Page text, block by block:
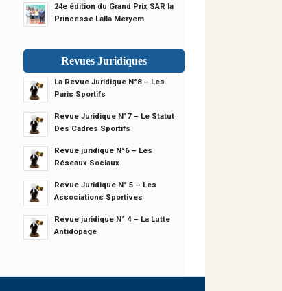
24e édition du Grand Prix SAR la
Princesse Lalla Meryem
Revues Juridiques
La Revue Juridique N°8 – Les
Paris Sportifs
Revue Juridique N°7 – Le Statut
Des Cadres Sportifs
Revue juridique N°6 – Les
Réseaux Sociaux
Revue Juridique N° 5 – Les
Associations Sportives
Revue juridique N° 4 – La Lutte
Antidopage